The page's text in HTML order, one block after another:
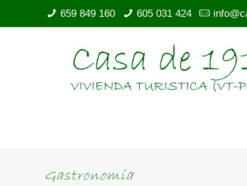
659 849 160 605 031 424
Gastronomía